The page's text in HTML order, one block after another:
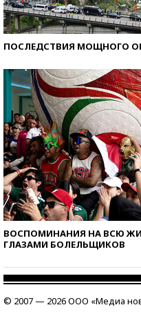
ПОСЛЕДСТВИЯ МОЩНОГО
ВОСПОМИНАНИЯ НА ВСЮ
ГЛАЗАМИ БОЛЕЛЬЩИКОВ
© 2007 — 2026 ООО «Медиа